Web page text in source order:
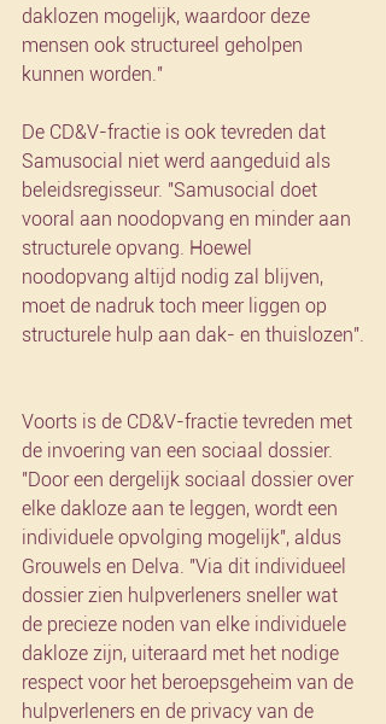
daklozen mogelijk, waardoor deze
mensen ook structureel geholpen
kunnen worden."
De CD&V-fractie is ook tevreden dat
Samusocial niet werd aangeduid als
beleidsregisseur. "Samusocial doet
vooral aan noodopvang en minder aan
structurele opvang. Hoewel
noodopvang altijd nodig zal blijven,
moet de nadruk toch meer liggen op
structurele hulp aan dak- en thuislozen".
Voorts is de CD&V-fractie tevreden met
de invoering van een sociaal dossier.
"Door een dergelijk sociaal dossier over
elke dakloze aan te leggen, wordt een
individuele opvolging mogelijk", aldus
Grouwels en Delva. "Via dit individueel
dossier zien hulpverleners sneller wat
de precieze noden van elke individuele
dakloze zijn, uiteraard met het nodige
respect voor het beroepsgeheim van de
hulpverleners en de privacy van de